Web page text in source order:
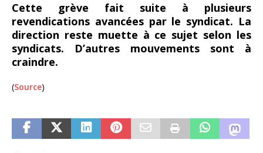
Cette grève fait suite à plusieurs
revendications avancées par le syndicat. La
direction reste muette à ce sujet selon les
syndicats. D’autres mouvements sont à
craindre.
(Source)